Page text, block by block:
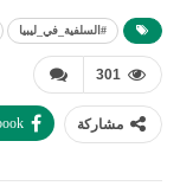
#السلفية_في_ليبيا
301
مشاركة